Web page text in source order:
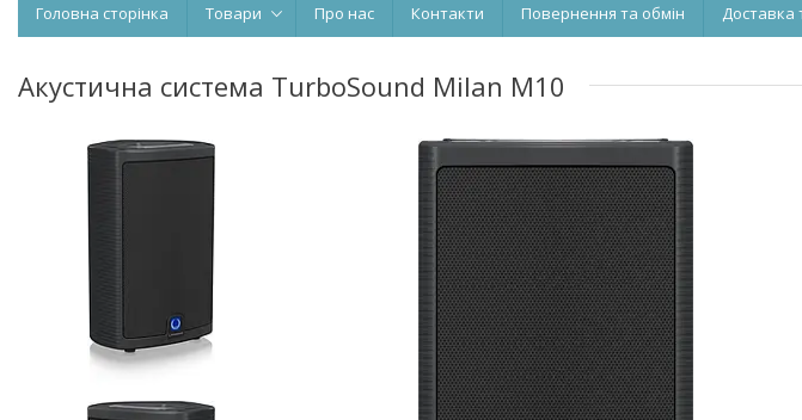
Головна сторінка Товари Про нас Контакти Повернення та обмін Доставка
Акустична система TurboSound Milan M10